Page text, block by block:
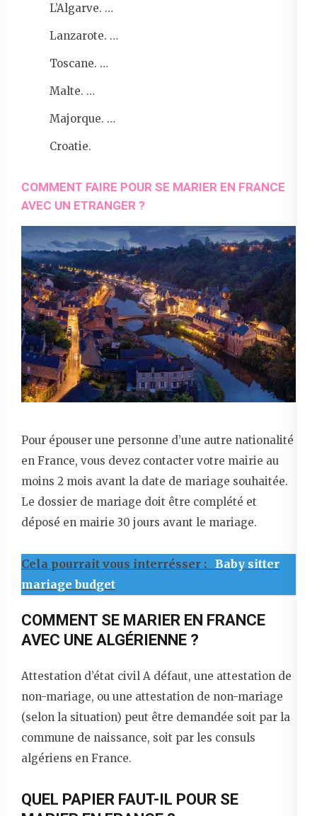
L’Algarve. …
Lanzarote. …
Toscane. …
Malte. …
Majorque. …
Croatie.
COMMENT FAIRE POUR SE MARIER EN FRANCE
AVEC UN ETRANGER ?
Pour épouser une personne d’une autre nationalité
en France, vous devez contacter votre mairie au
moins 2 mois avant la date de mariage souhaitée.
Le dossier de mariage doit être complété et
déposé en mairie 30 jours avant le mariage.
Cela pourrait vous interrésser : Baby sitter
mariage budget
COMMENT SE MARIER EN FRANCE
AVEC UNE ALGÉRIENNE ?
Attestation d’état civil A défaut, une attestation de
non-mariage, ou une attestation de non-mariage
(selon la situation) peut être demandée soit par la
commune de naissance, soit par les consuls
algériens en France.
QUEL PAPIER FAUT-IL POUR SE